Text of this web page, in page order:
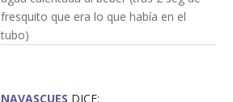
fresquito que era lo que había en el
tubo)
NAVASCUES DICE: